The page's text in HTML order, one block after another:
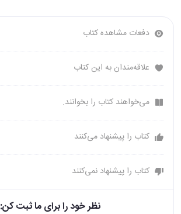
دفعات مشاهده کتاب
علاقه‌مندان به این کتاب
می‌خواهند کتاب را بخوانند.
کتاب را پیشنهاد می‌کنند
کتاب را پیشنهاد نمی‌کنند
نظر خود را برای ما ثبت کن: